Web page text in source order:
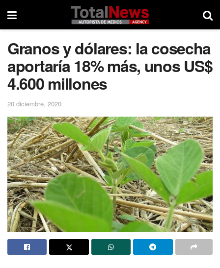
Granos y dólares: la cosecha
aportaría 18% más, unos US$
4.600 millones
20 diciembre, 2020